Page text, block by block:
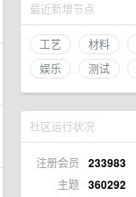
最近新增节点
工艺 材料
娱乐
测试
社区运行状况
注册会员 233983
主题 360292